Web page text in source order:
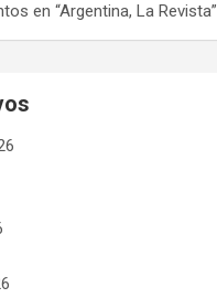
en “Argentina, La Revista”